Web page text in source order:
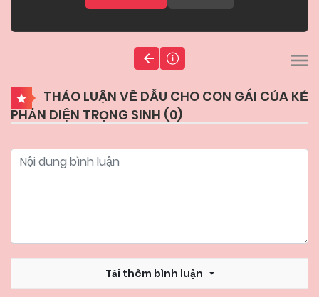
THẢO LUẬN VỀ DẪU CHO CON GÁI CỦA KẺ
PHẢN DIỆN TRỌNG SINH (0)
Tải thêm bình luận